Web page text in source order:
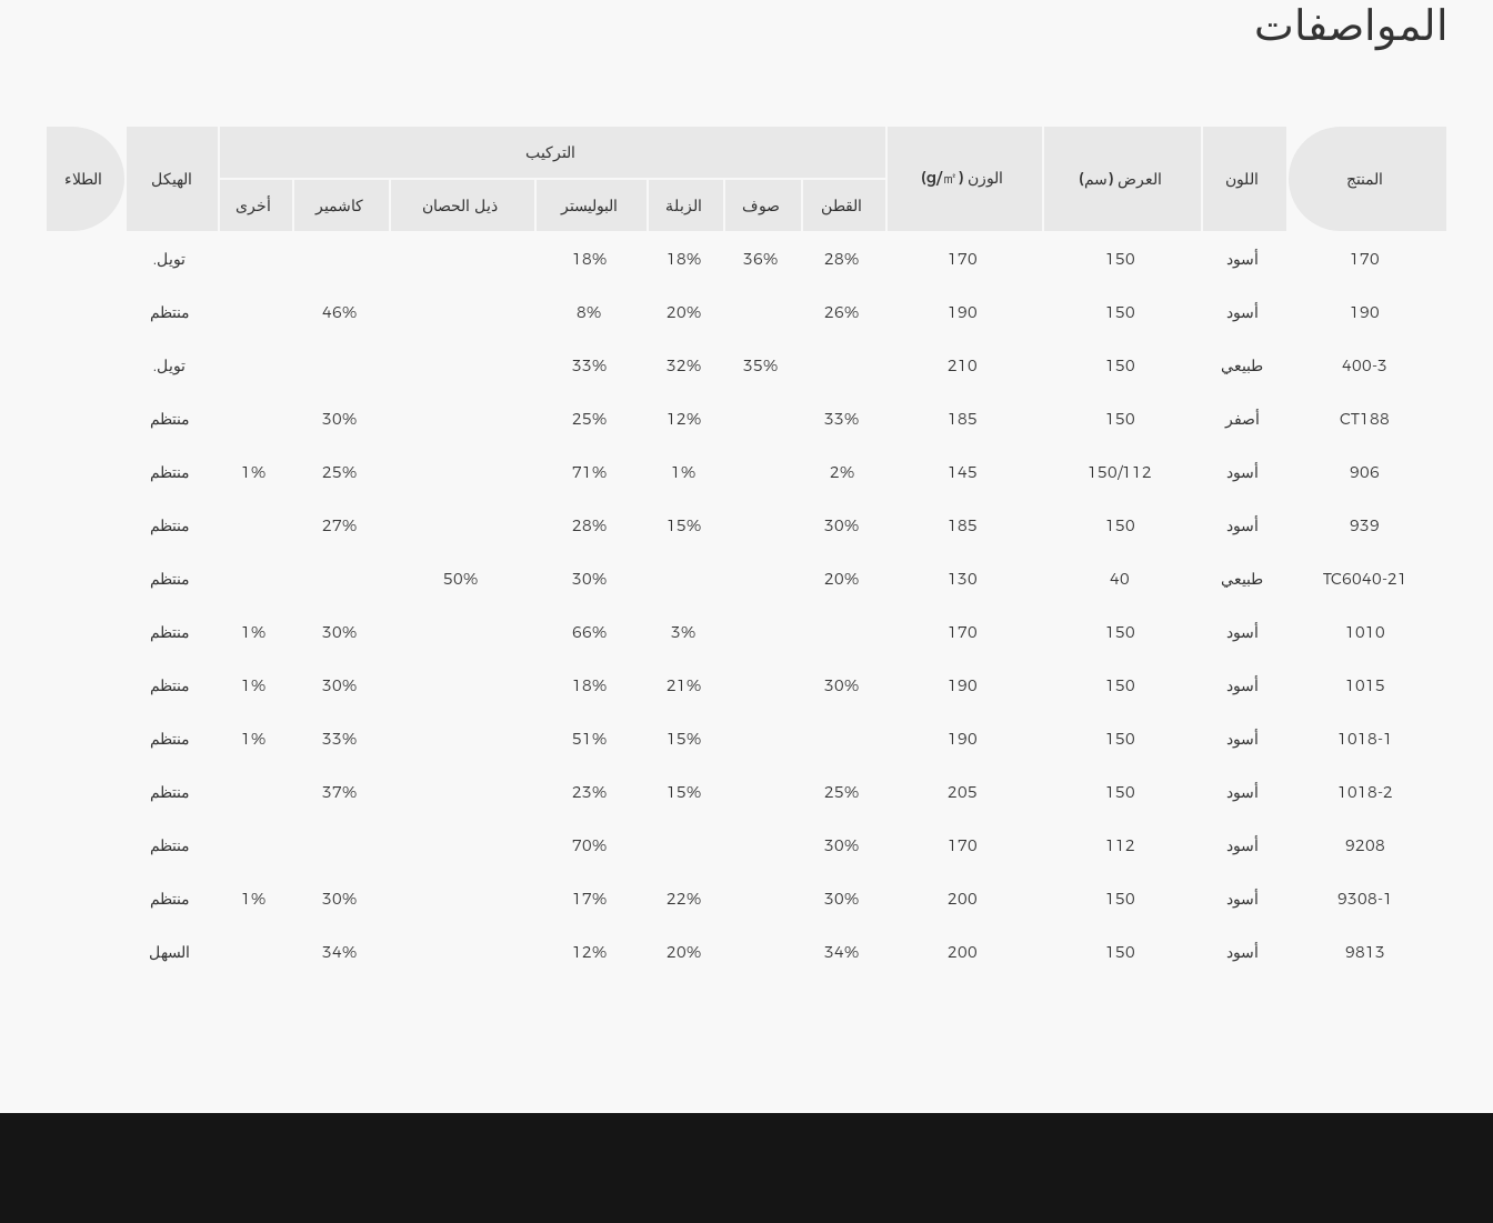
المواصفات
المنتج اللون العرض (سم) الوزن (g/㎡)
التركيب
الهيكل
الطلاء
القطن
صوف الزبلة البوليستر ذيل الحصان كاشمير أخرى
170 أسود 150
170
28%
36%
18%
18% تويل.
190 أسود 150
190
26%
20%
8%
46% منتظم
400-3 طبيعي 150
210
35%
32%
33% تويل.
CT188 أصفر 150
185
33%
12%
25%
30% منتظم
906 أسود 150/112
145
2%
1%
71%
25%
1% منتظم
939 أسود 150
185
30%
15%
28%
27% منتظم
TC6040-21 طبيعي 40
130
20%
30%
50% منتظم
1010 أسود 150
170
3%
66%
30%
1% منتظم
1015 أسود 150
190
30%
21%
18%
30%
1% منتظم
1018-1 أسود 150
190
15%
51%
33%
1% منتظم
1018-2 أسود 150
205
25%
15%
23%
37% منتظم
9208 أسود 112
170
30%
70% منتظم
9308-1 أسود 150
200
30%
22%
17%
30%
1% منتظم
9813 أسود 150
200
34%
20%
12%
34% السهل